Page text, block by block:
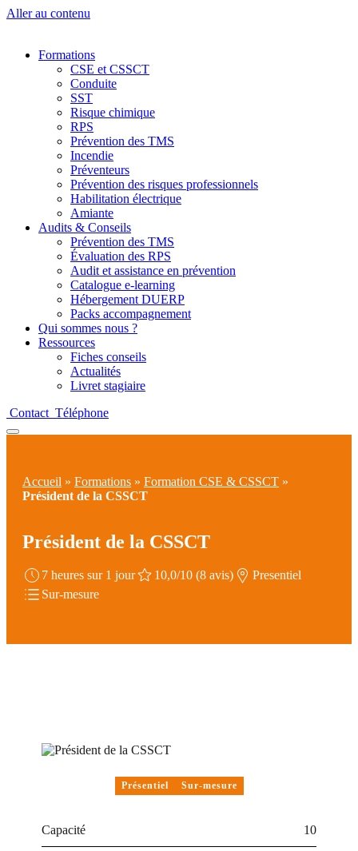
Aller au contenu
Formations
CSE et CSSCT
Conduite
SST
Risque chimique
RPS
Prévention des TMS
Incendie
Préventeurs
Prévention des risques professionnels
Habilitation électrique
Amiante
Audits & Conseils
Prévention des TMS
Évaluation des RPS
Audit et assistance en prévention
Catalogue e-learning
Hébergement DUERP
Packs accompagnement
Qui sommes nous ?
Ressources
Fiches conseils
Actualités
Livret stagiaire
Contact Téléphone
Accueil » Formations » Formation CSE & CSSCT »
Président de la CSSCT
Président de la CSSCT
7 heures sur 1 jour 10,0/10 (8 avis)
Presentiel
Sur-mesure
Présentiel Sur-mesure
Capacité 10